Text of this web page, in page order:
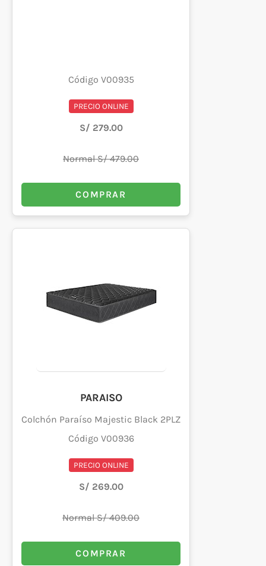
Código V00935
PRECIO ONLINE
S/ 279.00
Normal S/ 479.00
COMPRAR
PARAISO
Colchón Paraíso Majestic Black 2PLZ
Código V00936
PRECIO ONLINE
S/ 269.00
Normal S/ 409.00
COMPRAR